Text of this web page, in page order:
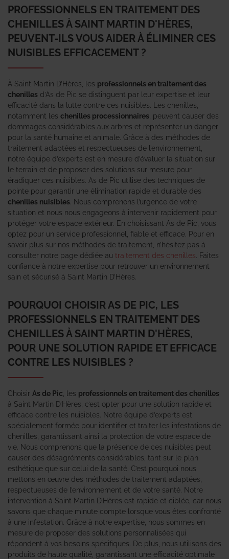
PROFESSIONNELS EN TRAITEMENT DES
CHENILLES À SAINT MARTIN D'HÈRES,
PEUVENT-ILS VOUS AIDER À ÉLIMINER CES
NUISIBLES EFFICACEMENT ?
À Saint Martin D’Hères, les professionnels en traitement des
chenilles d’As de Pic se distinguent par leur expertise et leur
efficacité dans la lutte contre ces nuisibles. Les chenilles,
notamment les chenilles processionnaires , peuvent causer des
dommages considérables aux arbres et représenter un danger
pour la santé humaine et animale. Grâce à des méthodes de
traitement adaptées et respectueuses de l’environnement,
notre équipe d’experts est en mesure d’évaluer la situation sur
le terrain et de proposer des solutions sur mesure pour
éradiquer ces nuisibles. As de Pic utilise des techniques de
pointe pour garantir une élimination rapide et durable des
chenilles nuisibles . Nous comprenons l’urgence de votre
situation et nous nous engageons à intervenir rapidement pour
protéger votre espace extérieur. En choisissant As de Pic, vous
optez pour un service professionnel, fiable et efficace. Pour en
savoir plus sur nos méthodes de traitement, n’hésitez pas à
consulter notre page dédiée au traitement des chenilles . Faites
confiance à notre expertise pour retrouver un environnement
sain et sécurisé à Saint Martin D’Hères.
POURQUOI CHOISIR AS DE PIC, LES
PROFESSIONNELS EN TRAITEMENT DES
CHENILLES À SAINT MARTIN D'HÈRES,
POUR UNE SOLUTION RAPIDE ET EFFICACE
CONTRE LES NUISIBLES ?
Choisir As de Pic , les professionnels en traitement des chenilles
à Saint Martin D’Hères, c’est opter pour une solution rapide et
efficace contre les nuisibles. Notre équipe d’experts est
spécialement formée pour identifier et traiter les infestations de
chenilles, garantissant ainsi la protection de votre espace de
vie. Nous comprenons que la présence de ces nuisibles peut
causer des désagréments considérables, tant sur le plan
esthétique que sur celui de la santé. C’est pourquoi nous
mettons en œuvre des méthodes de traitement adaptées,
respectueuses de l’environnement et de votre santé. Notre
intervention à Saint Martin D’Hères est rapide et ciblée, car nous
savons que chaque minute compte lorsque vous êtes confronté
à une infestation. Grâce à notre expertise, nous sommes en
mesure de proposer des solutions personnalisées qui
répondent à vos besoins spécifiques. De plus, nous utilisons des
produits de haute qualité, garantissant une efficacité optimale